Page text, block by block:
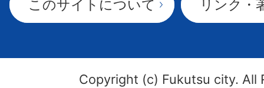
このサイトについて リンク・
Copyright (c) Fukutsu city. All